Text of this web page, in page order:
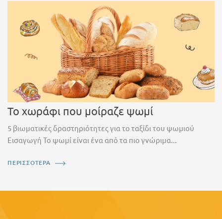
Το χωράφι που μοίραζε ψωμί
5 βιωματικές δραστηριότητες για το ταξίδι του ψωμιού
Εισαγωγή Το ψωμί είναι ένα από τα πιο γνώριμα...
ΠΕΡΙΣΣΟΤΕΡΑ